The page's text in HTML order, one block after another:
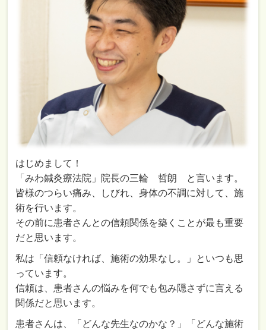
はじめまして！
「みわ鍼灸療法院」院長の三輪 哲朗 と言います。
皆様のつらい痛み、しびれ、身体の不調に対して、施
術を行います。
その前に患者さんとの信頼関係を築くことが最も重要
だと思います。
私は「信頼なければ、施術の効果なし。」といつも思
っています。
信頼は、患者さんの悩みを何でも包み隠さずに言える
関係だと思います。
患者さんは、「どんな先生なのかな？」「どんな施術